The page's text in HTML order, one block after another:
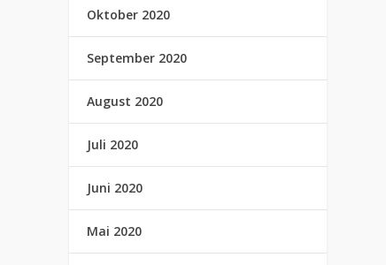
Oktober 2020
September 2020
August 2020
Juli 2020
Juni 2020
Mai 2020